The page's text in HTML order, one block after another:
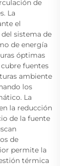
de
La
el
sistema de
de energía
óptimas
fuentes
ambiente
los
La
la reducción
de la fuente
de
permite la
térmica